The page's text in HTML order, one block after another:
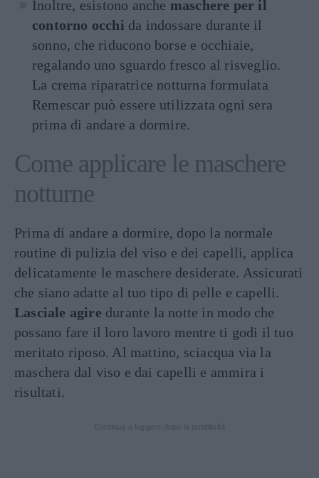
Inoltre, esistono anche maschere per il
contorno occhi da indossare durante il
sonno, che riducono borse e occhiaie,
regalando uno sguardo fresco al risveglio.
La crema riparatrice notturna formulata
Remescar può essere utilizzata ogni sera
prima di andare a dormire.
Come applicare le maschere
notturne
Prima di andare a dormire, dopo la normale
routine di pulizia del viso e dei capelli, applica
delicatamente le maschere desiderate. Assicurati
che siano adatte al tuo tipo di pelle e capelli.
Lasciale agire durante la notte in modo che
possano fare il loro lavoro mentre ti godi il tuo
meritato riposo. Al mattino, sciacqua via la
maschera dal viso e dai capelli e ammira i
risultati.